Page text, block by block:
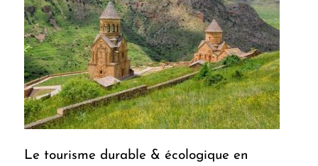
Le tourisme durable & écologique en